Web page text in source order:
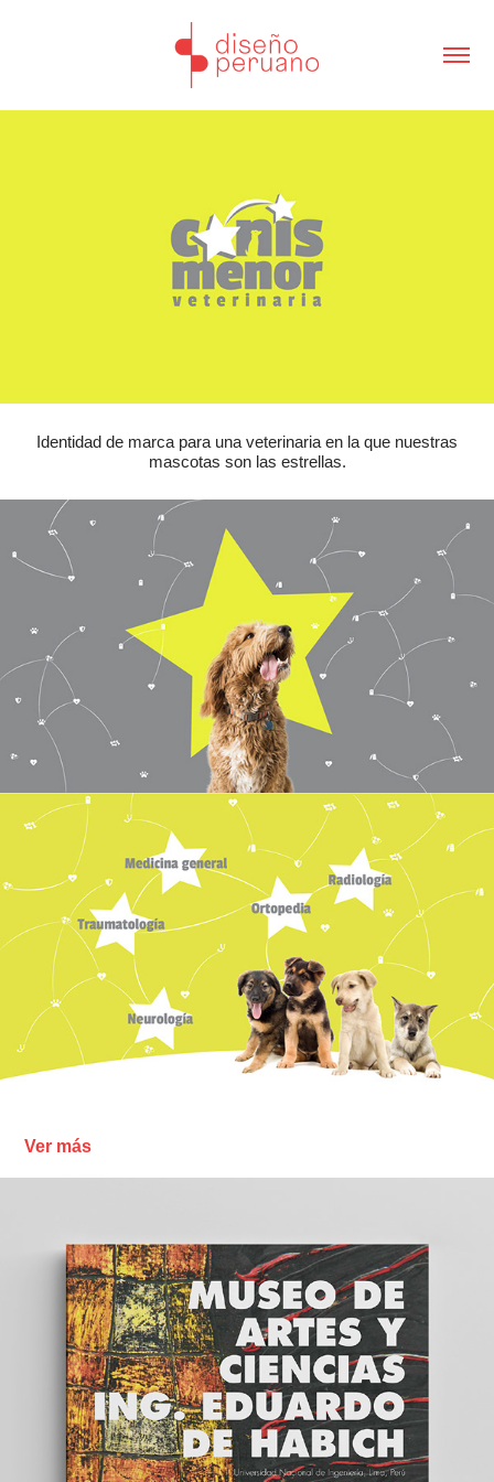
Identidad de marca para una veterinaria en la que nuestras
mascotas son las estrellas.
Ver más
Museo de Artes y Ciencias Ing. Eduardo de Habich